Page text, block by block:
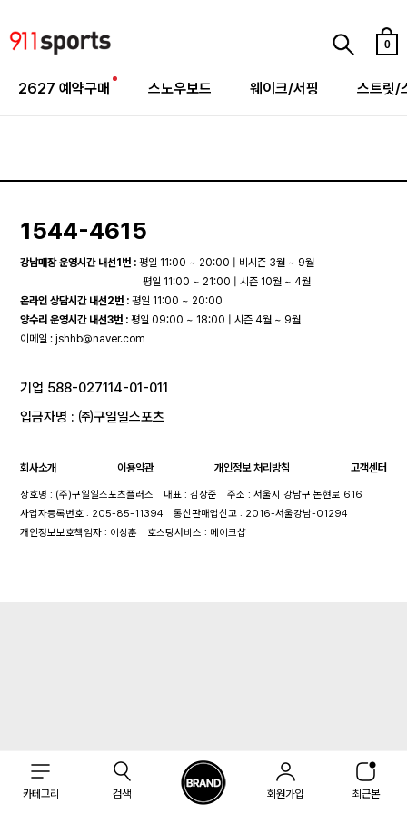
0
2627 예약구매 스노우보드 웨이크/서핑 스트릿/
카테고리 검색 회원가입 최근본
1544-4615
강남매장 운영시간 내선1번 : 평일 11:00 ~ 20:00 | 비시즌 3월 ~ 9월
평일 11:00 ~ 21:00 | 시즌 10월 ~ 4월
온라인 상담시간 내선2번 : 평일 11:00 ~ 20:00
양수리 운영시간 내선3번 : 평일 09:00 ~ 18:00 | 시즌 4월 ~ 9월
이메일 :jshhb@naver.com
기업 588-027114-01-011
입금자명 : ㈜구일일스포츠
회사소개 이용약관 개인정보 처리방침 고객센터
상호명 : (주)구일일스포츠플러스 대표 : 김상준
주소 : 서울시 강남구 논현로 616
사업자등록번호 : 205-85-11394
통신판매업신고 : 2016-서울강남-01294
개인정보보호책임자 : 이상훈
호스팅서비스 : 메이크샵